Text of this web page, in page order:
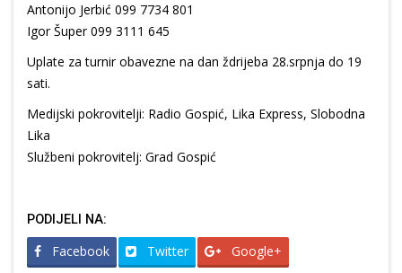
Antonijo Jerbić 099 7734 801
Igor Šuper 099 3111 645
Uplate za turnir obavezne na dan ždrijeba 28.srpnja do 19
sati.
Medijski pokrovitelji: Radio Gospić, Lika Express, Slobodna
Lika
Službeni pokrovitelj: Grad Gospić
PODIJELI NA:
Facebook Twitter Google+